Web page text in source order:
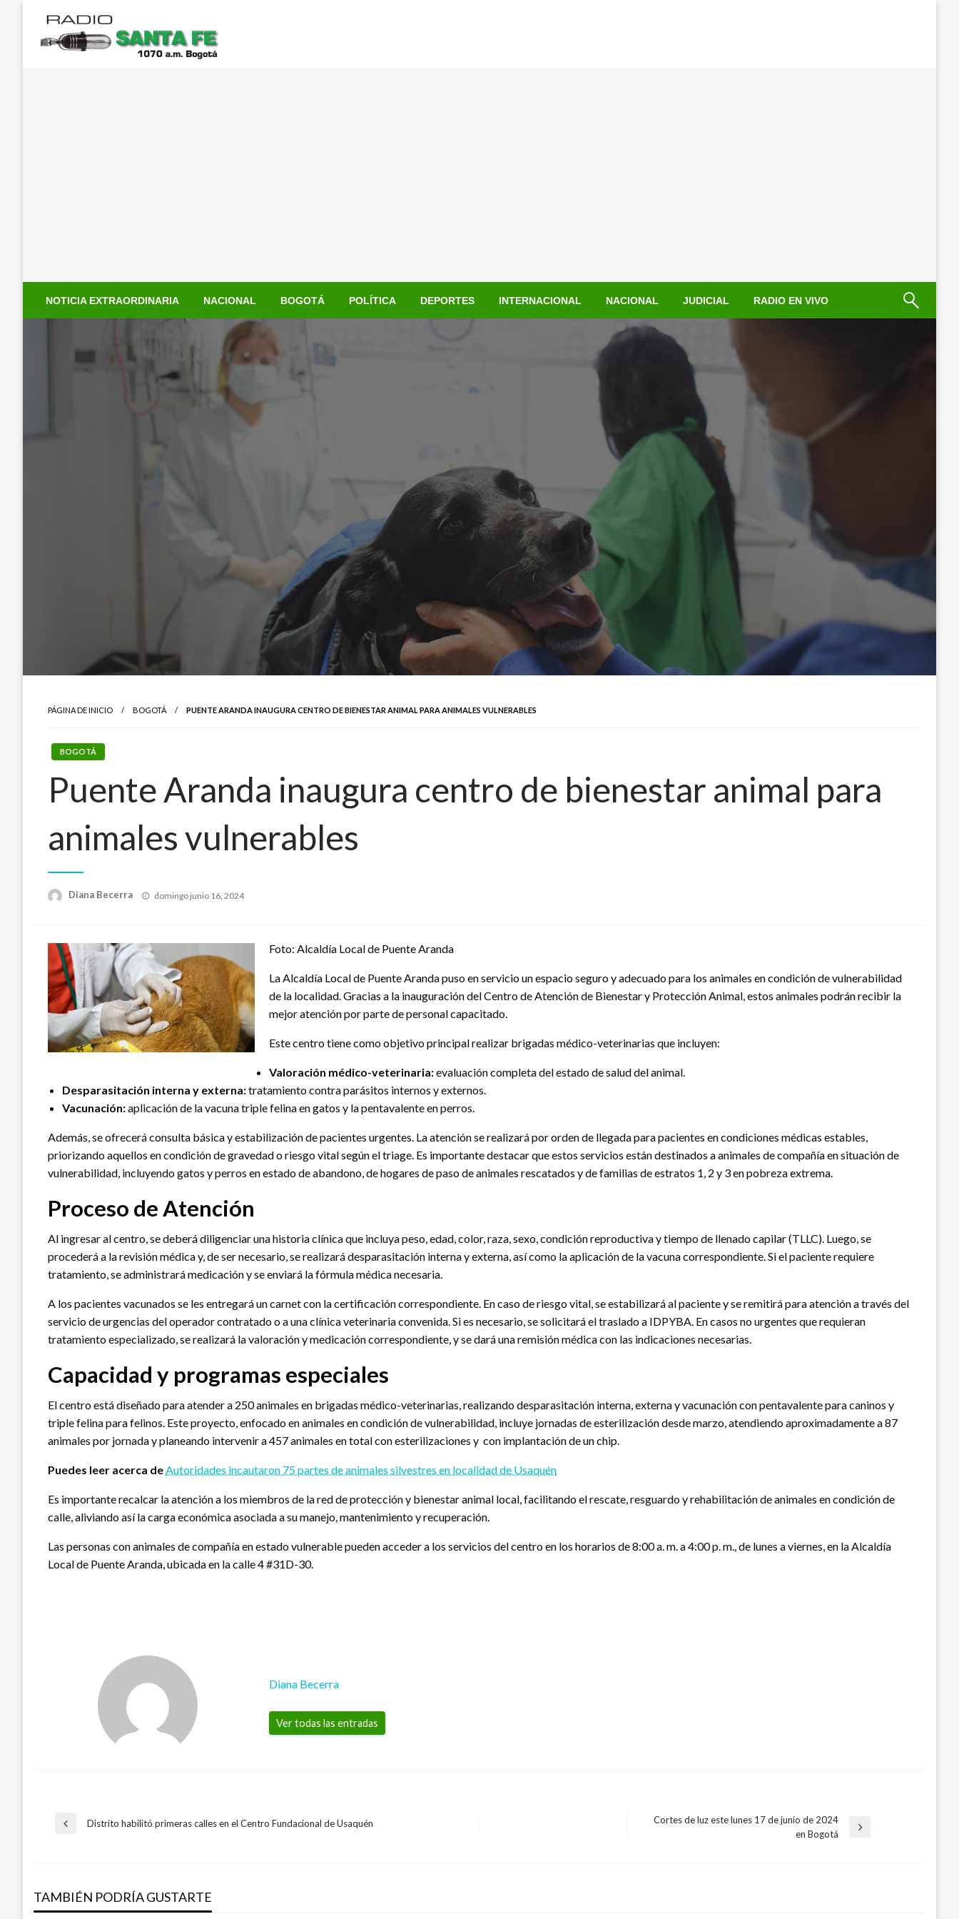
contenido
NOTICIA EXTRAORDINARIA NACIONAL BOGOTÁ POLÍTICA DEPORTES INTERNACIONAL NACIONAL JUDICIAL RADIO EN VIVO
PÁGINA DE INICIO BOGOTÁ PUENTE ARANDA INAUGURA CENTRO DE BIENESTAR ANIMAL PARA ANIMALES VULNERABLES
BOGOTÁ
Puente Aranda inaugura centro de bienestar animal para
animales vulnerables
Diana Becerra
Publicado
domingo junio 16, 2024
Foto: Alcaldía Local de Puente Aranda
La Alcaldía Local de Puente Aranda puso en servicio un espacio seguro y adecuado para los animales en condición de vulnerabilidad
de la localidad. Gracias a la inauguración del Centro de Atención de Bienestar y Protección Animal, estos animales podrán recibir la
mejor atención por parte de personal capacitado.
Este centro tiene como objetivo principal realizar brigadas médico-veterinarias que incluyen:
Valoración médico-veterinaria:evaluación completa del estado de salud del animal.
Desparasitación interna y externa:tratamiento contra parásitos internos y externos.
Vacunación:aplicación de la vacuna triple felina en gatos y la pentavalente en perros.
Además, se ofrecerá consulta básica y estabilización de pacientes urgentes. La atención se realizará por orden de llegada para pacientes en condiciones médicas estables,
priorizando aquellos en condición de gravedad o riesgo vital según el triage. Es importante destacar que estos servicios están destinados a animales de compañía en situación de
vulnerabilidad, incluyendo gatos y perros en estado de abandono, de hogares de paso de animales rescatados y de familias de estratos 1, 2 y 3 en pobreza extrema.
Proceso de Atención
Al ingresar al centro, se deberá diligenciar una historia clínica que incluya peso, edad, color, raza, sexo, condición reproductiva y tiempo de llenado capilar (TLLC). Luego, se
procederá a la revisión médica y, de ser necesario, se realizará desparasitación interna y externa, así como la aplicación de la vacuna correspondiente. Si el paciente requiere
tratamiento, se administrará medicación y se enviará la fórmula médica necesaria.
A los pacientes vacunados se les entregará un carnet con la certificación correspondiente. En caso de riesgo vital, se estabilizará al paciente y se remitirá para atención a través del
servicio de urgencias del operador contratado o a una clínica veterinaria convenida. Si es necesario, se solicitará el traslado a IDPYBA. En casos no urgentes que requieran
tratamiento especializado, se realizará la valoración y medicación correspondiente, y se dará una remisión médica con las indicaciones necesarias.
Capacidad y programas especiales
El centro está diseñado para atender a 250 animales en brigadas médico-veterinarias, realizando desparasitación interna, externa y vacunación con pentavalente para caninos y
triple felina para felinos. Este proyecto, enfocado en animales en condición de vulnerabilidad, incluye jornadas de esterilización desde marzo, atendiendo aproximadamente a 87
animales por jornada y planeando intervenir a 457 animales en total con esterilizaciones y con implantación de un chip.
Puedes leer acerca deAutoridades incautaron 75 partes de animales silvestres en localidad de Usaquén
Es importante recalcar la atención a los miembros de la red de protección y bienestar animal local, facilitando el rescate, resguardo y rehabilitación de animales en condición de
calle, aliviando así la carga económica asociada a su manejo, mantenimiento y recuperación.
Las personas con animales de compañía en estado vulnerable pueden acceder a los servicios del centro en los horarios de 8:00 a. m. a 4:00 p. m., de lunes a viernes, en la Alcaldía
Local de Puente Aranda, ubicada en la calle 4 #31D-30.
Diana Becerra
Ver todas las entradas
Navegación
entradas
Entrada
Distrito habilitó primeras calles en el Centro Fundacional de Usaquén
Cortes de luz este lunes 17 de junio de 2024
en Bogotá
TAMBIÉN PODRÍA GUSTARTE